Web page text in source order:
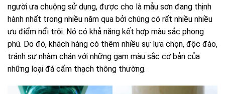
người ưa chuộng sử dụng, được cho là mẫu sơn đang thịnh
hành nhất trong nhiều năm qua bởi chúng có rất nhiều nhiều
ưu điểm nổi trội. Nó có khả năng kết hợp màu sắc phong
phú. Do đó, khách hàng có thêm nhiều sự lựa chọn, độc đáo,
tránh sự nhàm chán với những gam màu sắc cơ bản của
những loại đá cẩm thạch thông thường.